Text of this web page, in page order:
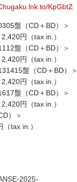
KpGbtZ
盤（CD＋BD）＞
円（tax in.）
盤（CD＋BD）＞
円（tax in.）
盤（CD＋BD）＞
円（tax in.）
盤（CD＋BD）＞
円（tax in.）
）＞
tax in.）
2025-